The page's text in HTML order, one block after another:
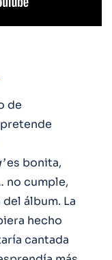
de
es bonita,
no cumple,
álbum. La
hecho
cantada